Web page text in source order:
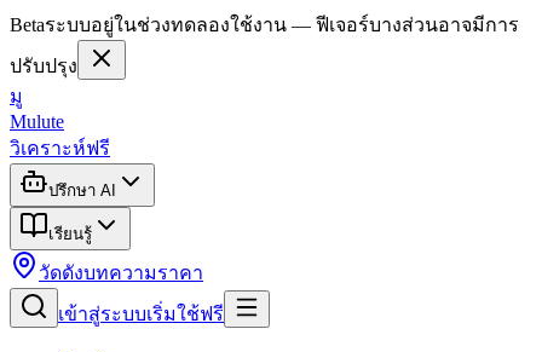
Betaระบบอยู่ในช่วงทดลองใช้งาน — ฟีเจอร์บางส่วนอาจมีการ
ปรับปรุง
มู
Mulute
วิเคราะห์ฟรี
ปรึกษา AI
เรียนรู้
วัดดังบทความราคา
เข้าสู่ระบบเริ่มใช้ฟรี